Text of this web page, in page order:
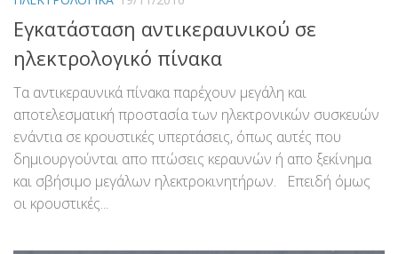
Εγκατάσταση αντικεραυνικού σε
ηλεκτρολογικό πίνακα
Τα αντικεραυνικά πίνακα παρέχουν μεγάλη και
αποτελεσματική προστασία των ηλεκτρονικών συσκευών
ενάντια σε κρουστικές υπερτάσεις, όπως αυτές που
δημιουργούνται απο πτώσεις κεραυνών ή απο ξεκίνημα
και σβήσιμο μεγάλων ηλεκτροκινητήρων. Επειδή όμως
οι κρουστικές...